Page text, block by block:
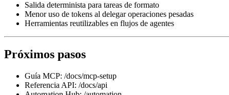
Salida determinista para tareas de formato
Menor uso de tokens al delegar operaciones pesadas
Herramientas reutilizables en flujos de agentes
Próximos pasos
Guía MCP: /docs/mcp-setup
Referencia API: /docs/api